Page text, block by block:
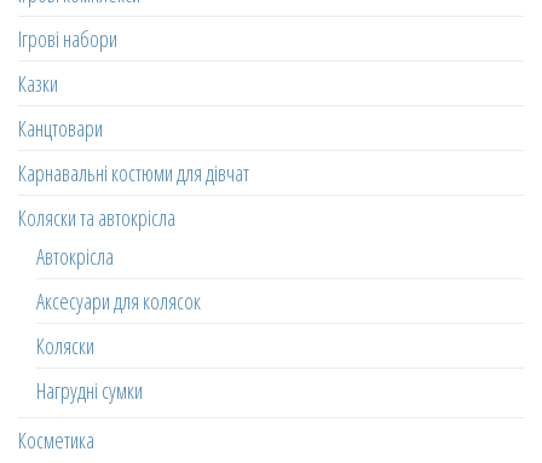
Ігрові набори
Казки
Канцтовари
Карнавальні костюми для дівчат
Коляски та автокрісла
Автокрісла
Аксесуари для колясок
Коляски
Нагрудні сумки
Косметика